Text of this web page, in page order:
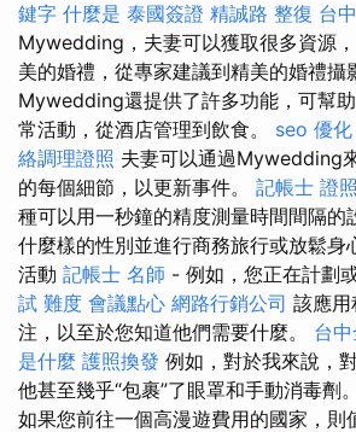
鍵字 什麼是 泰國簽證 精誠路 整復 台中
Mywedding，夫妻可以獲取很多資源
美的婚禮，從專家建議到精美的婚禮攝
Mywedding還提供了許多功能，可幫
常活動，從酒店管理到飲食。 seo 優化
絡調理證照 夫妻可以通過Mywedding
的每個細節，以更新事件。 記帳士 證
種可以用一秒鐘的精度測量時間間隔的
什麼樣的性別並進行商務旅行或放鬆身
活動 記帳士 名師 - 例如，您正在計劃
試 難度 會議點心 網路行銷公司 該應用
注，以至於您知道他們需要什麼。 台
是什麼 護照換發 例如，對於我來說，
他甚至幾乎“包裹”了眼罩和手動消毒劑。
如果您前往一個高漫遊費用的國家，則